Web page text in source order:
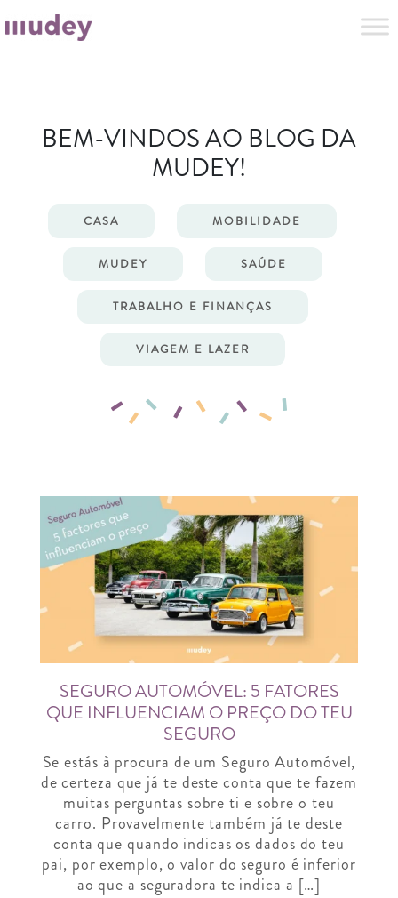
BEM-VINDOS AO BLOG DA
MUDEY!
CASA MOBILIDADE
MUDEY SAÚDE
TRABALHO E FINANÇAS
VIAGEM E LAZER
SEGURO AUTOMÓVEL: 5 FATORES
QUE INFLUENCIAM O PREÇO DO TEU
SEGURO
Se estás à procura de um Seguro Automóvel,
de certeza que já te deste conta que te fazem
muitas perguntas sobre ti e sobre o teu
carro. Provavelmente também já te deste
conta que quando indicas os dados do teu
pai, por exemplo, o valor do seguro é inferior
ao que a seguradora te indica a […]